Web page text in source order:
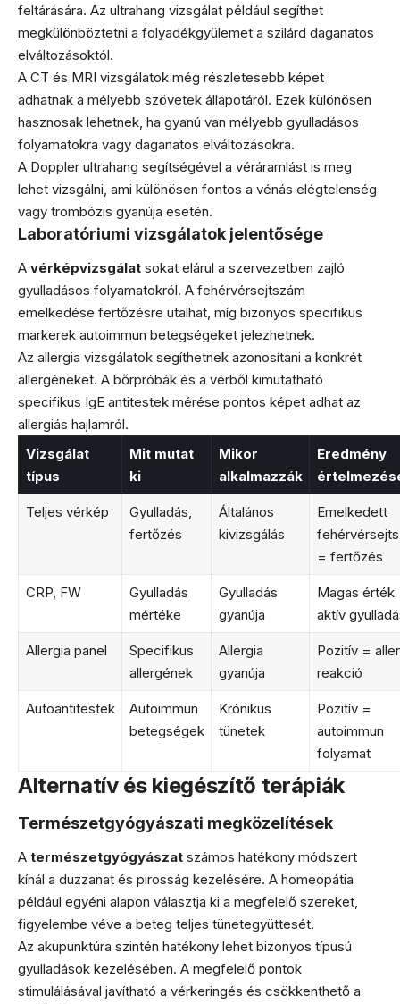
feltárására. Az ultrahang vizsgálat például segíthet
megkülönböztetni a folyadékgyülemet a szilárd daganatos
elváltozásoktól.
A CT és MRI vizsgálatok még részletesebb képet
adhatnak a mélyebb szövetek állapotáról. Ezek különösen
hasznosak lehetnek, ha gyanú van mélyebb gyulladásos
folyamatokra vagy daganatos elváltozásokra.
A Doppler ultrahang segítségével a véráramlást is meg
lehet vizsgálni, ami különösen fontos a vénás elégtelenség
vagy trombózis gyanúja esetén.
Laboratóriumi vizsgálatok jelentősége
A vérképvizsgálat sokat elárul a szervezetben zajló
gyulladásos folyamatokról. A fehérvérsejtszám
emelkedése fertőzésre utalhat, míg bizonyos specifikus
markerek autoimmun betegségeket jelezhetnek.
Az allergia vizsgálatok segíthetnek azonosítani a konkrét
allergéneket. A bőrpróbák és a vérből kimutatható
specifikus IgE antitestek mérése pontos képet adhat az
allergiás hajlamról.
Vizsgálat
típus
Mit mutat
ki
Mikor
alkalmazzák
Eredmény
Teljes vérkép
Gyulladás,
fertőzés
Általános
kivizsgálás
Emelkedett
= fertőzés
CRP, FW
Gyulladás
mértéke
Gyulladás
gyanúja
Magas érték
aktív
Allergia panel
Specifikus
allergének
Allergia
gyanúja
Pozitív =
reakció
Autoantitestek
Autoimmun
betegségek
Krónikus
tünetek
Pozitív =
autoimmun
folyamat
Alternatív és kiegészítő terápiák
Természetgyógyászati megközelítések
A természetgyógyászat számos hatékony módszert
kínál a duzzanat és pirosság kezelésére. A homeopátia
például egyéni alapon választja ki a megfelelő szereket,
figyelembe véve a beteg teljes tünetegyüttesét.
Az akupunktúra szintén hatékony lehet bizonyos típusú
gyulladások kezelésében. A megfelelő pontok
stimulálásával javítható a vérkeringés és csökkenthető a